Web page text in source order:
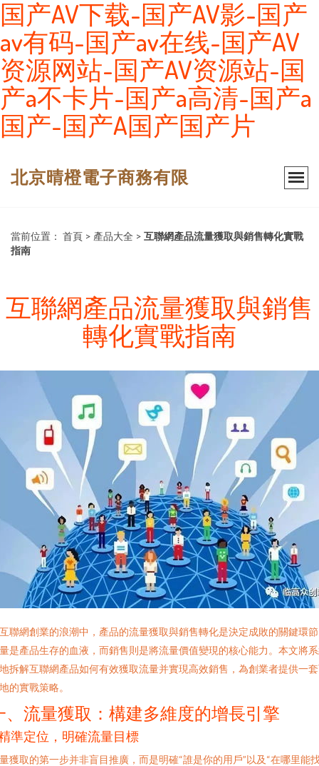
国产AV下载-国产AV影-国产
av有码-国产av在线-国产AV
资源网站-国产AV资源站-国
产a不卡片-国产a高清-国产a
国产-国产A国产国产片
北京晴橙電子商務有限
當前位置： 首頁 > 產品大全 > 互聯網產品流量獲取與銷售轉化實戰
指南
互聯網產品流量獲取與銷售
轉化實戰指南
聯網創業的浪潮中，產品的流量獲取與銷售轉化是決定成敗的關鍵環
是產品生存的血液，而銷售則是將流量價值變現的核心能力。本文將
拆解互聯網產品如何有效獲取流量并實現高效銷售，為創業者提供一
的實戰策略。
、流量獲取：構建多維度的增長引擎
精準定位，明確流量目標
獲取的第一步并非盲目推廣，而是明確“誰是你的用戶”以及“在哪里能